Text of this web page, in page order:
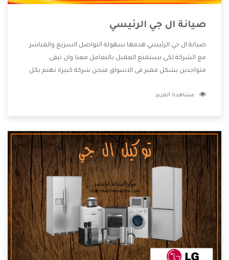
صيانة ال جي الرئيسي
صيانة ال جي الرئيسي هدفها سهولة التواصل السريع والمباشر
مع الشركة لكى يستمتع العميل بالتعامل معنا وان نبقى
متواجدين بشكل مميز فى الاسواق فنحن شركة كبيرة نهتم بكل
الشركة بها والتى تكون منها خدمة الصيانة التى تكون من أهم
الأسعار التى تكون مناسبة لكثير من العملاء
مشاهدة المزيد